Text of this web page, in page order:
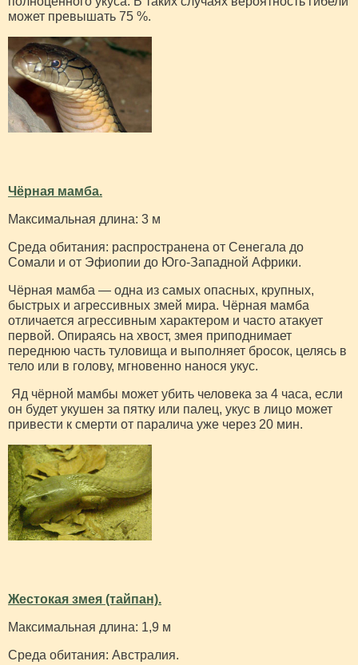
может превышать 75 %.
Чёрная мамба.
Максимальная длина: 3 м
Среда обитания: распространена от Сенегала до
Сомали и от Эфиопии до Юго-Западной Африки.
Чёрная мамба — одна из самых опасных, крупных,
быстрых и агрессивных змей мира. Чёрная мамба
отличается агрессивным характером и часто атакует
первой. Опираясь на хвост, змея приподнимает
переднюю часть туловища и выполняет бросок, целясь в
тело или в голову, мгновенно нанося укус.
Яд чёрной мамбы может убить человека за 4 часа, если
он будет укушен за пятку или палец, укус в лицо может
привести к смерти от паралича уже через 20 мин.
Жестокая змея (тайпан).
Максимальная длина: 1,9 м
Среда обитания: Австралия.